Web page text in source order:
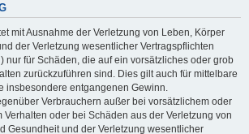
mit Ausnahme der Verletzung von Leben, Körper
der Verletzung wesentlicher Vertragspflichten
nur für Schäden, die auf ein vorsätzliches oder grob
zurückzuführen sind. Dies gilt auch für mittelbare
insbesondere entgangenen Gewinn.
Verbrauchern außer bei vorsätzlichem oder
Verhalten oder bei Schäden aus der Verletzung von
Gesundheit und der Verletzung wesentlicher